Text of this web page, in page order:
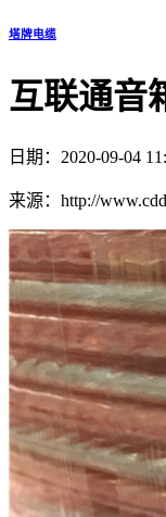
塔牌电缆
互联通音
日期：2020-09-04
来源：http://